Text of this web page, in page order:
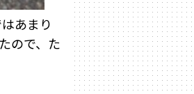
あまり
ので、た